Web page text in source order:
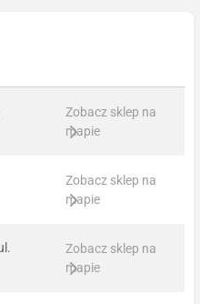
Zobacz sklep na
mapie
Zobacz sklep na
mapie
Zobacz sklep na
mapie